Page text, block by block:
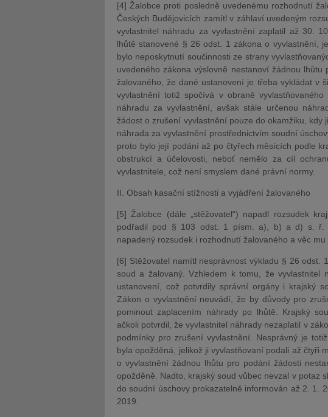
[4] Žalobce proti posledně uvedenému rozhodnutí
Českých Budějovicích zamítl v záhlaví uvedeným
vyvlastnitel náhradu za vyvlastnění zaplatil až 30.
lhůtě stanovené § 26 odst. 1 zákona o vyvlastnění,
bylo neposkytnutí součinnosti ze strany
uvedeného zákona výslovně nestanoví žádnou
žalovaného, že dané ustanovení je třeba vykládat v
vyvlastnění totiž spočívá v obraně
náhradu za vyvlastnění, avšak stále určenou
žádost o zrušení vyvlastnění pouze do okamžiku,
náhrada za vyvlastnění prostřednictvím soudní
proto bylo její podání až po čtyřech měsících podle
obstrukcí a účelovosti, neboť nemělo za cíl
vyvlastnitele, což není smyslem dané právní normy.
II. Obsah kasační stížnosti a vyjádření žalovaného
[5] Žalobce (dále „stěžovatel“) napadl rozsudek
podřadil pod § 103 odst. 1 písm. a), b) a d) s. ř.
napadený rozsudek i rozhodnutí žalovaného a věc
[6] Stěžovatel namítl nesprávnost výkladu § 26 odst.
soud a žalovaný. Vzhledem k tomu, že vyvlastnitel
ustanovení, což potvrdily správní orgány i krajský
Zákon o vyvlastnění neuvádí, že by důvody pro
pominout zaplacením náhrady po lhůtě. Krajský
ačkoli potvrdil, že vyvlastnitel náhrady nezaplatil v
podmínky pro zrušení vyvlastnění. Nesprávný je
byla opožděná, jelikož ji vyvlastňovaní podali až čtyři
o vyvlastnění žádnou lhůtu pro podání žádosti
opožděně. Nadto, krajský soud vůbec nevzal v potaz
do soudní úschovy prokazatelně informován až 2. 1.
2019.